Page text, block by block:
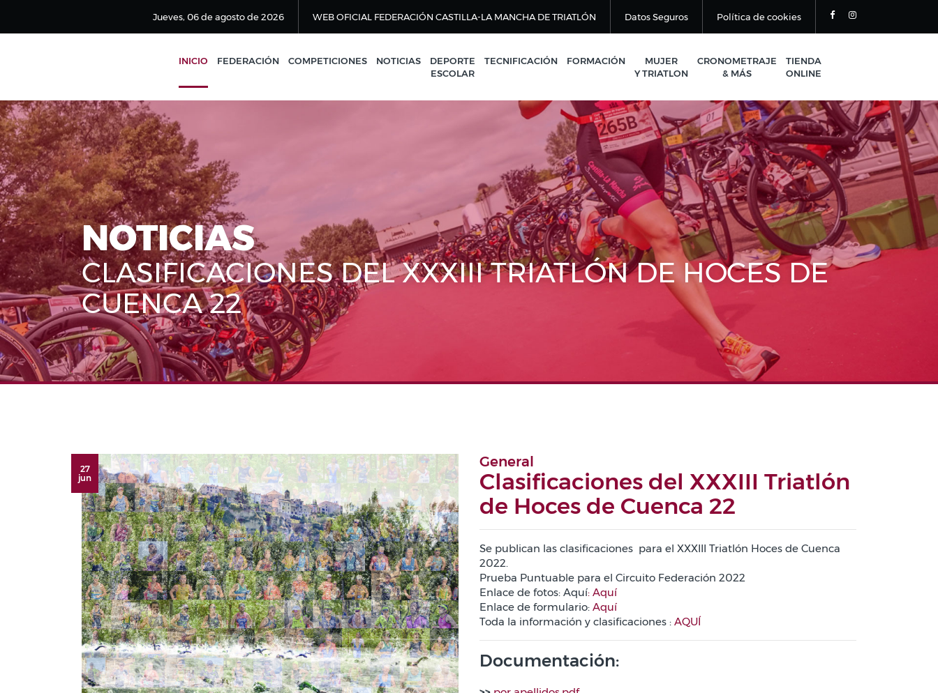
Jueves, 06 de agosto de 2026 WEB OFICIAL FEDERACIÓN CASTILLA-LA MANCHA DE TRIATLÓN Datos Seguros Política de cookies
INICIO FEDERACIÓN COMPETICIONES NOTICIAS
DEPORTE
ESCOLAR
TECNIFICACIÓN FORMACIÓN
MUJER
Y TRIATLON
CRONOMETRAJE
& MÁS
TIENDA
ONLINE
NOTICIAS
CLASIFICACIONES DEL XXXIII TRIATLÓN DE HOCES DE
CUENCA 22
27
jun
General
Clasificaciones del XXXIII Triatlón
de Hoces de Cuenca 22
Se publican las clasificaciones para el XXXIII Triatlón Hoces de Cuenca
2022.
Prueba Puntuable para el Circuito Federación 2022
Enlace de fotos: Aquí: Aquí
Enlace de formulario: Aquí
Toda la información y clasificaciones : AQUÍ
Documentación: